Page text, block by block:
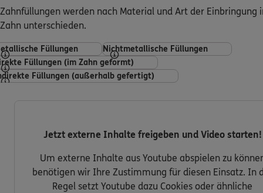
Zahnfüllungen werden nach Material und Art der Einbringung
Zahn unterschieden.
Füllungen
Nichtmetallische Füllungen
Füllungen (im Zahn geformt)
Füllungen (außerhalb gefertigt)
Jetzt externe Inhalte freigeben und Video starten!
Um externe Inhalte aus Youtube abspielen zu
benötigen wir Ihre Zustimmung für diesen Einsatz. In
Regel setzt Youtube dazu Cookies oder ähnliche